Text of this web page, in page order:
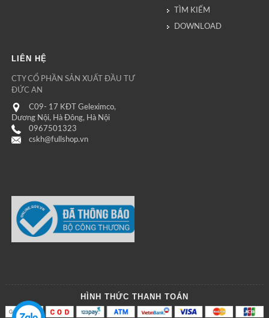
TÌM KIẾM
DOWNLOAD
LIÊN HỆ
CTY CỔ PHẦN SẢN XUẤT ĐẦU TƯ
ĐỨC AN
C09- 17 KĐT Geleximco,
Dương Nội, Hà Đông, Hà Nội
0967501323
cskh@fullshop.vn
HÌNH THỨC THANH TOÁN